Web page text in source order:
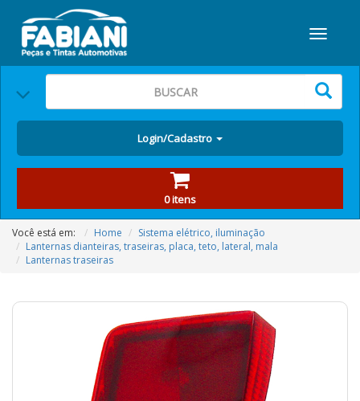
Login/Cadastro
0 itens
Você está em: Home
Sistema elétrico, iluminação
Lanternas dianteiras, traseiras, placa, teto, lateral, mala
Lanternas traseiras